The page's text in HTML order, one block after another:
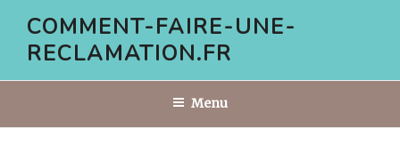
contenu
COMMENT-FAIRE-UNE-
RECLAMATION.FR
Menu